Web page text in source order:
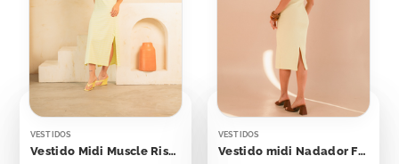
VESTIDOS
Vestido Midi Muscle Risca de Giz Amarelo Bebê
VESTIDOS
Vestido midi Nadador Flash Yellow